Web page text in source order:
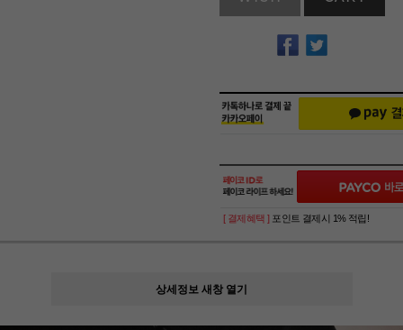
[ 결제혜택 ] 포인트 결제시 1% 적립!
상세정보 새창 열기